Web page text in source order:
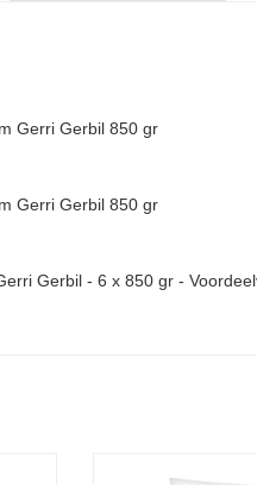
Gerri Gerbil 850 gr
Gerri Gerbil 850 gr
Gerbil - 6 x 850 gr -